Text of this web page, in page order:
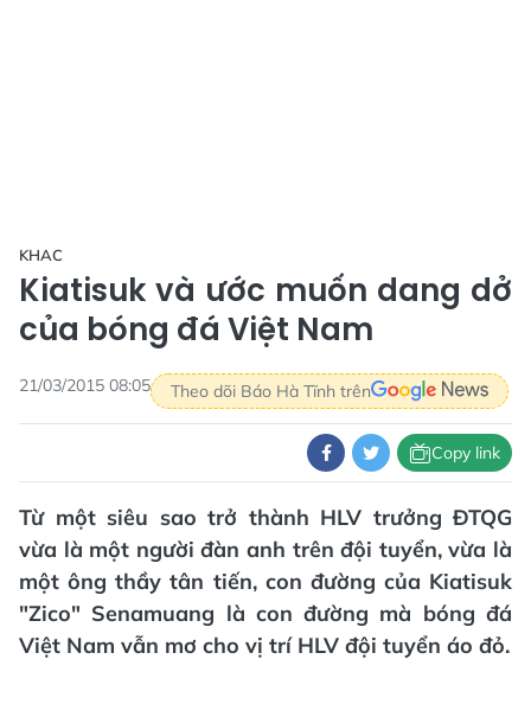
KHAC
Kiatisuk và ước muốn dang dở
của bóng đá Việt Nam
21/03/2015 08:05 Theo dõi Báo Hà Tĩnh trên
Copy link
Từ một siêu sao trở thành HLV trưởng ĐTQG
vừa là một người đàn anh trên đội tuyển, vừa là
một ông thầy tân tiến, con đường của Kiatisuk
"Zico" Senamuang là con đường mà bóng đá
Việt Nam vẫn mơ cho vị trí HLV đội tuyển áo đỏ.